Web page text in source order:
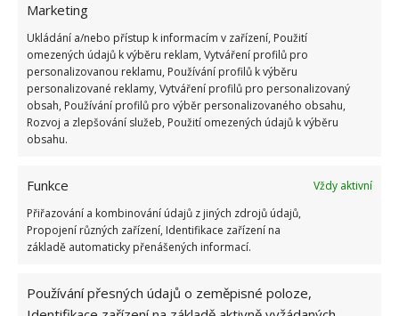
Marketing
Ukládání a/nebo přístup k informacím v zařízení, Použití
omezených údajů k výběru reklam, Vytváření profilů pro
personalizovanou reklamu, Používání profilů k výběru
personalizované reklamy, Vytváření profilů pro personalizovaný
obsah, Používání profilů pro výběr personalizovaného obsahu,
Rozvoj a zlepšování služeb, Použití omezených údajů k výběru
obsahu.
Funkce
Vždy aktivní
Přiřazování a kombinování údajů z jiných zdrojů údajů,
Propojení různých zařízení, Identifikace zařízení na
základě automaticky přenášených informací.
Používání přesných údajů o zeměpisné poloze,
dobrý přehled
23.6.2026
Retro kvíz o oblíbených autech v dobách
socialismu: Tehdejší řidiči musí získat 10 z 10